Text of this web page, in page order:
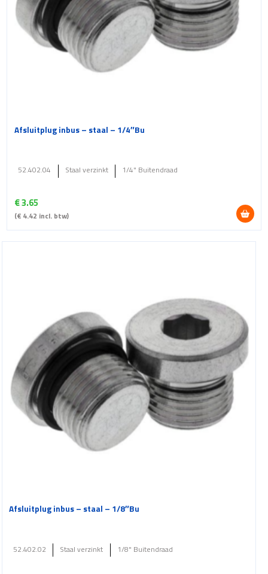
Afsluitplug inbus – staal – 1/4″Bu
€3.65
(€ 4.42 incl. btw)
52.402.04 Staal verzinkt 1/4" Buitendraad
Afsluitplug inbus – staal – 1/8″Bu
52.402.02 Staal verzinkt 1/8" Buitendraad